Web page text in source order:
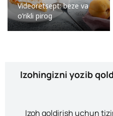
Videoretsept: beze va
o’rikli pirog
Izohingizni yozib
Izoh qoldirish uchun